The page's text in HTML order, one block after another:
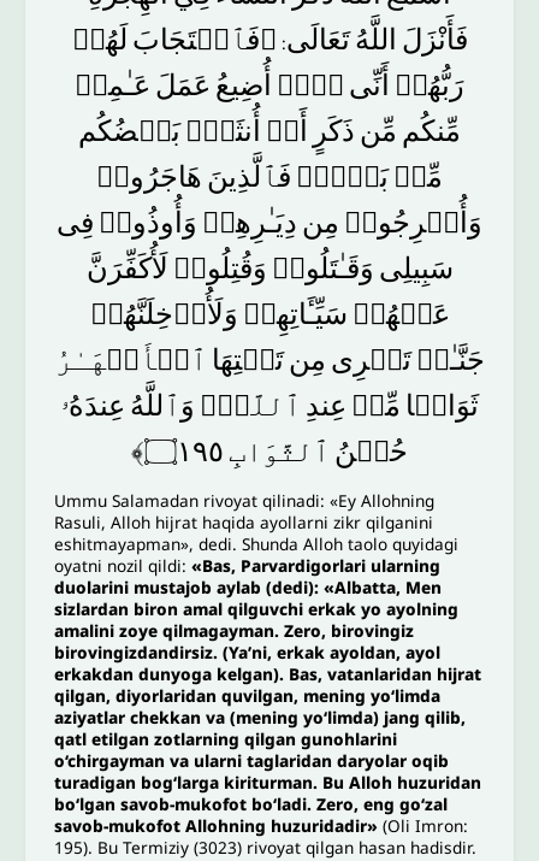
فَأَنْزَلَ اللَّهُ تَعَالَى: ﴿فَٱسۡتَجَابَ لَهُمۡ
رَبُّهُمۡ أَنِّی لَاۤ أُضِیعُ عَمَلَ عَـٰمِلࣲ
مِّنكُم مِّن ذَكَرٍ أَوۡ أُنثَىٰۖ بَعۡضُكُم
مِّنۢ بَعۡضࣲۖ فَٱلَّذِینَ هَاجَرُوا۟
وَأُخۡرِجُوا۟ مِن دِیَـٰرِهِمۡ وَأُوذُوا۟ فِی
سَبِیلِی وَقَـٰتَلُوا۟ وَقُتِلُوا۟ لَأُكَفِّرَنَّ
عَنۡهُمۡ سَیِّـَٔاتِهِمۡ وَلَأُدۡخِلَنَّهُمۡ
جَنَّـٰتࣲ تَجۡرِی مِن تَحۡتِهَا ٱلۡأَنۡهَـٰرُ
ثَوَابࣰا مِّنۡ عِندِ ٱللَّهِۚ وَٱللَّهُ عِندَهُۥ
حُسۡنُ ٱلثَّوَابِ ۝١٩٥﴾
Ummu Salamadan rivoyat qilinadi: «Ey Allohning
Rasuli, Alloh hijrat haqida ayollarni zikr qilganini
eshitmayapman», dedi. Shunda Alloh taolo quyidagi
oyatni nozil qildi:«Bas, Parvardigorlari ularning
duolarini mustajob aylab (dedi): «Albatta, Men
sizlardan biron amal qilguvchi erkak yo ayolning
amalini zoye qilmagayman. Zero, birovingiz
birovingizdandirsiz. (Ya’ni, erkak ayoldan, ayol
erkakdan dunyoga kelgan). Bas, vatanlaridan hijrat
qilgan, diyorlaridan quvilgan, mening yo‘limda
aziyatlar chekkan va (mening yo‘limda) jang qilib,
qatl etilgan zotlarning qilgan gunohlarini
o‘chirgayman va ularni taglaridan daryolar oqib
turadigan bog‘larga kiriturman. Bu Alloh huzuridan
bo‘lgan savob-mukofot bo‘ladi. Zero, eng go‘zal
savob-mukofot Allohning huzuridadir» (Oli Imron:
195). Bu Termiziy (3023) rivoyat qilgan hasan hadisdir.